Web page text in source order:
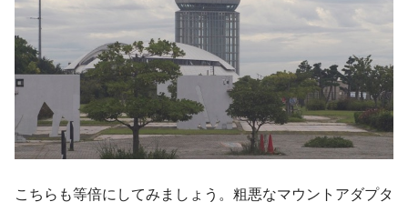
こちらも等倍にしてみましょう。粗悪なマウントアダプタ